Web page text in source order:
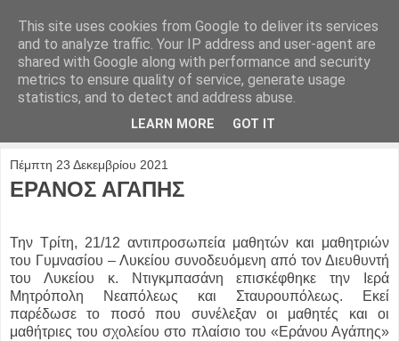
Πέμπτη 23 Δεκεμβρίου 2021
ΕΡΑΝΟΣ ΑΓΑΠΗΣ
Την Τρίτη, 21/12 αντιπροσωπεία μαθητών και μαθητριών
του Γυμνασίου – Λυκείου συνοδευόμενη από τον Διευθυντή
του Λυκείου κ. Ντιγκμπασάνη επισκέφθηκε την Ιερά
Μητρόπολη Νεαπόλεως και Σταυρουπόλεως. Εκεί
παρέδωσε το ποσό που συνέλεξαν οι μαθητές και οι
μαθήτριες του σχολείου στο πλαίσιο του «Εράνου Αγάπης»
This site uses cookies from Google to deliver its services
and to analyze traffic. Your IP address and user-agent are
shared with Google along with performance and security
metrics to ensure quality of service, generate usage
statistics, and to detect and address abuse.
LEARN MORE GOT IT